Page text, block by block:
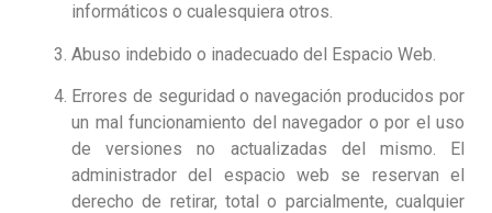
informáticos o cualesquiera otros.
Abuso indebido o inadecuado del Espacio Web.
Errores de seguridad o navegación producidos por
un mal funcionamiento del navegador o por el uso
de versiones no actualizadas del mismo. El
administrador del espacio web se reservan el
derecho de retirar, total o parcialmente, cualquier